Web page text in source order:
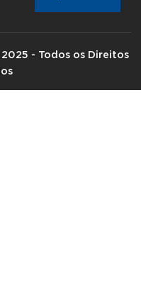
- Todos os Direitos